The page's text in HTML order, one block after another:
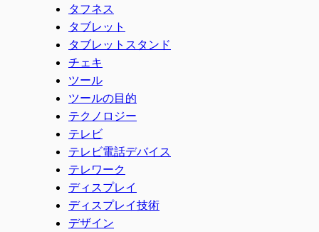
タフネス
タブレット
タブレットスタンド
チェキ
ツール
ツールの目的
テクノロジー
テレビ
テレビ電話デバイス
テレワーク
ディスプレイ
ディスプレイ技術
デザイン